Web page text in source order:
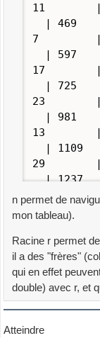
11 |
| 469
7 |
| 597
17 |
| 725
23 |
| 981
13 |
| 1109
29 |
| 1237
35 |
| 1493
| 1621
n permet de
mon tableau).
Racine r permet
il a des "frères"
qui en effet
double) avec r, et
Atteindre